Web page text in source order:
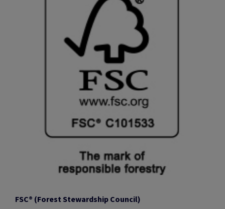
FSC® (Forest Stewardship Council)